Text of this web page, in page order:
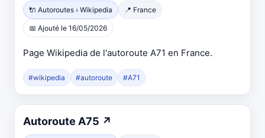
🔌 Autoroutes › Wikipedia 📍 France
📅 Ajouté le 16/05/2026
Page Wikipedia de l'autoroute A71 en France.
#wikipedia #autoroute #A71
Autoroute A75 ↗